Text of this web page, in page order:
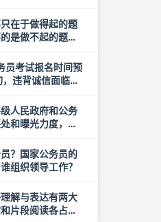
在于做得起的题
是做不起的题也
员考试报名时间预
违背诚信面临重
人民政府和公务
和曝光力度，追
？国家公务员的
组织领导工作？
解与表达有两大
片段阅读各占据